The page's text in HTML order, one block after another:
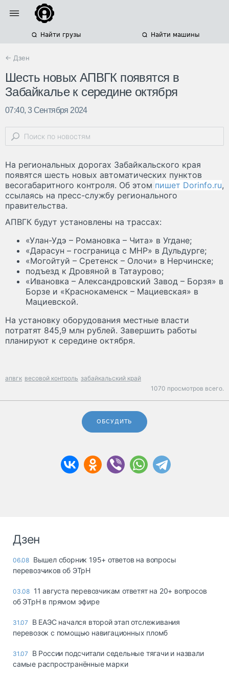
Найти грузы Найти машины
← Дзен
Шесть новых АПВГК появятся в
Забайкалье к середине октября
07:40, 3 Сентября 2024
На региональных дорогах Забайкальского края
появятся шесть новых автоматических пунктов
весогабаритного контроля. Об этом пишет Dorinfo.ru,
ссылаясь на пресс-службу регионального
правительства.
АПВГК будут установлены на трассах:
«Улан-Удэ – Романовка – Чита» в Угдане;
«Дарасун – госграница с МНР» в Дульдурге;
«Могойтуй – Сретенск – Олочи» в Нерчинске;
подъезд к Дровяной в Татаурово;
«Ивановка – Александровский Завод – Борзя» в
Борзе и «Краснокаменск – Мациевская» в
Мациевской.
На установку оборудования местные власти
потратят 845,9 млн рублей. Завершить работы
планируют к середине октября.
апвгк весовой контроль забайкальский край
1070 просмотров всего.
ОБСУДИТЬ
Дзен
06.08 Вышел сборник 195+ ответов на вопросы
перевозчиков об ЭТрН
03.08 11 августа перевозчикам ответят на 20+ вопросов
об ЭТрН в прямом эфире
31.07
В ЕАЭС начался второй этап отслеживания
перевозок с помощью навигационных пломб
31.07
В России подсчитали седельные тягачи и назвали
самые распространённые марки